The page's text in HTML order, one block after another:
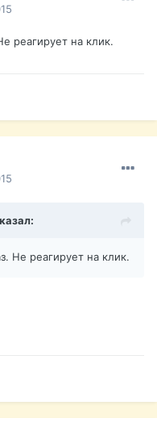
реагирует на клик.
Не реагирует на клик.